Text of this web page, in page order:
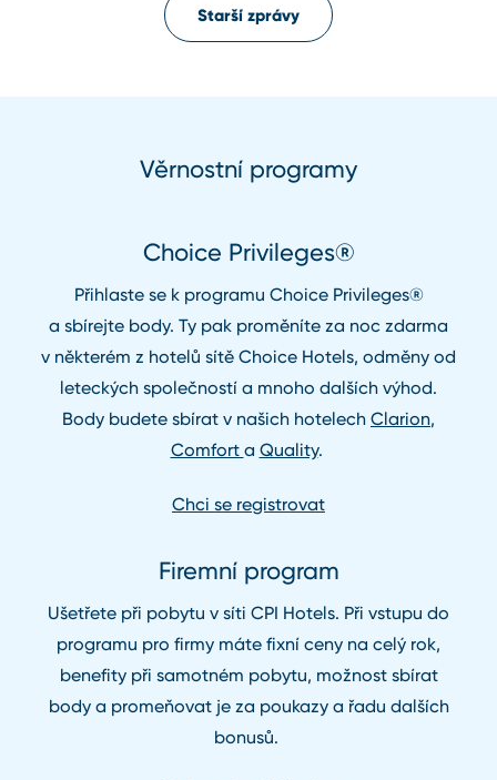
Starší zprávy
Věrnostní programy
Choice Privileges®
Přihlaste se k programu Choice Privileges®
a sbírejte body. Ty pak proměníte za noc zdarma
v některém z hotelů sítě Choice Hotels, odměny od
leteckých společností a mnoho dalších výhod.
Body budete sbírat v našich hotelech Clarion,
Comfort a Quality.
Chci se registrovat
Firemní program
Ušetřete při pobytu v síti CPI Hotels. Při vstupu do
programu pro firmy máte fixní ceny na celý rok,
benefity při samotném pobytu, možnost sbírat
body a promeňovat je za poukazy a řadu dalších
bonusů.